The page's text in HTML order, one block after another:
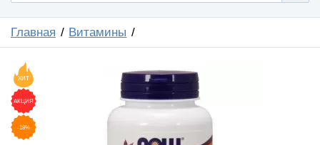
Главная Витамины
ХИТ
АКЦИЯ
-18%